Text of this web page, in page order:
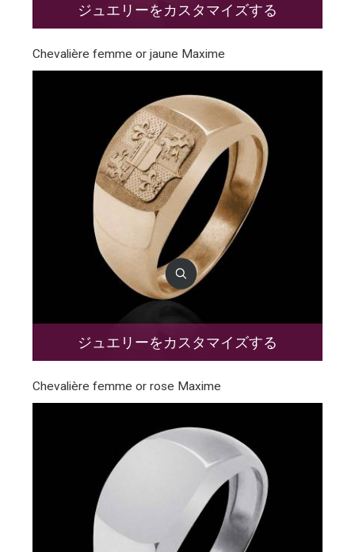
ジュエリーをカスタマイズする
Chevalière femme or jaune Maxime
ジュエリーをカスタマイズする
Chevalière femme or rose Maxime